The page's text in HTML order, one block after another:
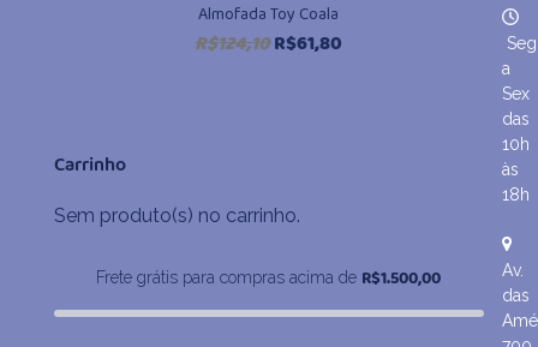
Almofada Toy Coala
R$124,10O
R$61,80
Carrinho
Sem produto(s) no carrinho.
Frete grátis para compras acima de R$1.500,00
Seg
a
Sex
das
10h
às
18h
Av.
das